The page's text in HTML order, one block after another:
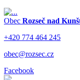
Obec Rozseč nad
+420 774 464 245
obec@rozsec.cz
Facebook